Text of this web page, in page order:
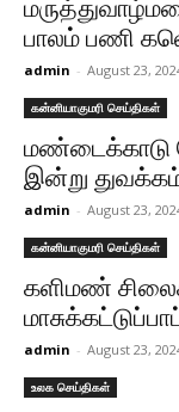
பாலம் பணி
admin - August 23,
கன்னியாகுமரி செய்திகள்
மண்டைக்காடு
இன்று
admin - August 23,
கன்னியாகுமரி செய்திகள்
களிமண்
admin - August 23,
உலக செய்திகள்